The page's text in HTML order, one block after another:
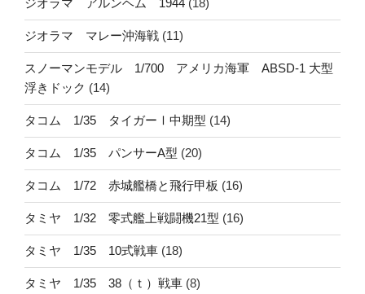
ジオラマ アルンヘム 1944 (18)
ジオラマ マレー沖海戦 (11)
スノーマンモデル 1/700 アメリカ海軍 ABSD-1 大型
浮きドック (14)
タコム 1/35 タイガーⅠ中期型 (14)
タコム 1/35 パンサーA型 (20)
タコム 1/72 赤城艦橋と飛行甲板 (16)
タミヤ 1/32 零式艦上戦闘機21型 (16)
タミヤ 1/35 10式戦車 (18)
タミヤ 1/35 38（ｔ）戦車 (8)